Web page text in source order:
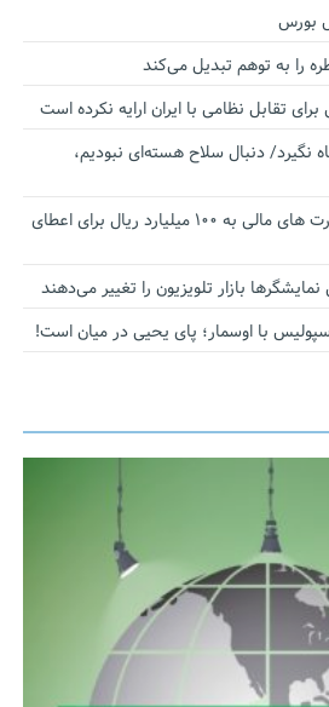
را به توهم تبدیل می‌کند
تقابل نظامی با ایران ارایه نکرده است
نگیرد/ دنبال سلاح هسته‌ای نبودیم،
آستانه الزام به دریافت صورت های مالی به ۱۰۰ میلیارد ریال برای اعطای
بازار تلویزیون را تغییر می‌دهند
با اوسمار؛ پای یحیی در میان است!